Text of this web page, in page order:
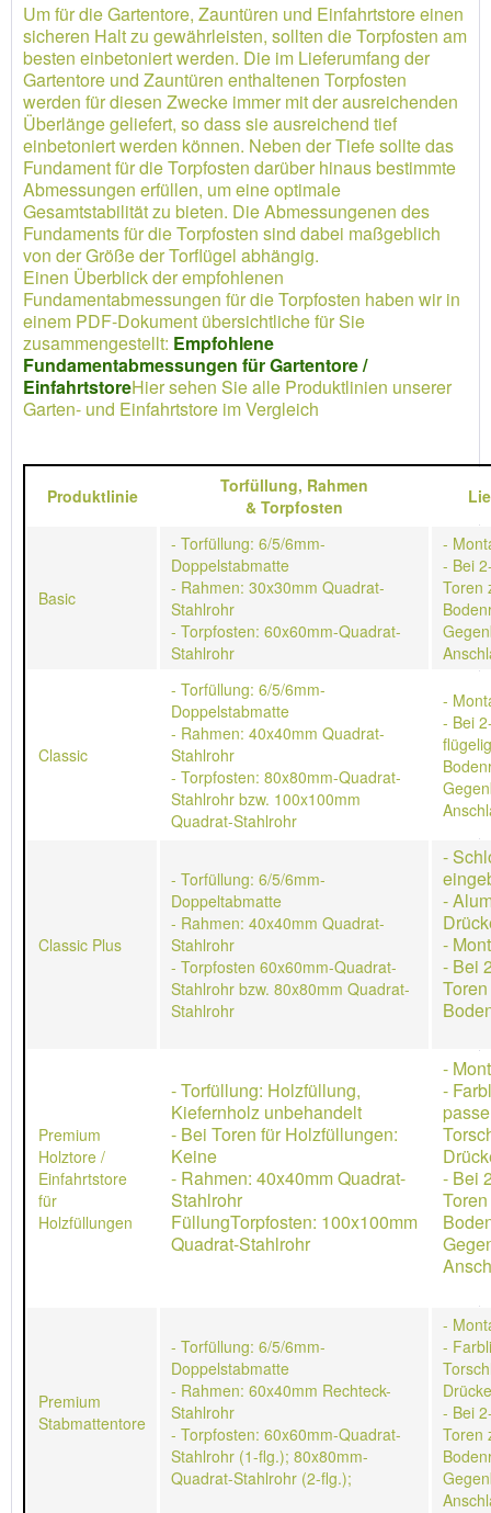
Um für die Gartentore, Zauntüren und Einfahrtstore einen
sicheren Halt zu gewährleisten, sollten die Torpfosten am
besten einbetoniert werden. Die im Lieferumfang der
Gartentore und Zauntüren enthaltenen Torpfosten
werden für diesen Zwecke immer mit der ausreichenden
Überlänge geliefert, so dass sie ausreichend tief
einbetoniert werden können. Neben der Tiefe sollte das
Fundament für die Torpfosten darüber hinaus bestimmte
Abmessungen erfüllen, um eine optimale
Gesamtstabilität zu bieten. Die Abmessungenen des
Fundaments für die Torpfosten sind dabei maßgeblich
von der Größe der Torflügel abhängig.
Einen Überblick der empfohlenen
Fundamentabmessungen für die Torpfosten haben wir in
einem PDF-Dokument übersichtliche für Sie
zusammengestellt: Empfohlene
Fundamentabmessungen für Gartentore /
EinfahrtstoreHier sehen Sie alle Produktlinien unserer
Garten- und Einfahrtstore im Vergleich
Produktlinie Torfüllung, Rahmen
& Torpfosten
Basic
- Torfüllung: 6/5/6mm-
Doppelstabmatte
- Rahmen: 30x30mm Quadrat-
Stahlrohr
- Torpfosten: 60x60mm-Quadrat-
Stahlrohr
-
- Bei
Toren
Classic
- Torfüllung: 6/5/6mm-
Doppelstabmatte
- Rahmen: 40x40mm Quadrat-
Stahlrohr
- Torpfosten: 80x80mm-Quadrat-
Stahlrohr bzw. 100x100mm
Quadrat-Stahlrohr
-
- Bei
Classic Plus
- Torfüllung: 6/5/6mm-
Doppeltabmatte
- Rahmen: 40x40mm Quadrat-
Stahlrohr
- Torpfosten 60x60mm-Quadrat-
Stahlrohr bzw. 80x80mm Quadrat-
Stahlrohr
-
-
-
- Bei
Premium
Holztore /
Einfahrtstore
für
Holzfüllungen
- Torfüllung: Holzfüllung,
Kiefernholz unbehandelt
- Bei Toren für Holzfüllungen:
Keine
- Rahmen: 40x40mm Quadrat-
Stahlrohr
FüllungTorpfosten: 100x100mm
Quadrat-Stahlrohr
-
-
- Bei
Premium
Stabmattentore
- Torfüllung: 6/5/6mm-
Doppelstabmatte
- Rahmen: 60x40mm Rechteck-
Stahlrohr
- Torpfosten: 60x60mm-Quadrat-
Stahlrohr (1-flg.); 80x80mm-
Quadrat-Stahlrohr (2-flg.);
-
-
- Bei
Toren